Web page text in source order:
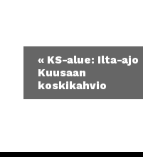
Tapahtuma
navigointi
« KS-alue: Ilta-ajo
Kuusaan
koskikahvio